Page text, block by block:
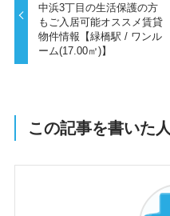
中浜3丁目の生活保護の方
もご入居可能オススメ賃貸
物件情報【緑橋駅 / ワンル
ーム(17.00㎡)】
この記事を書いた人